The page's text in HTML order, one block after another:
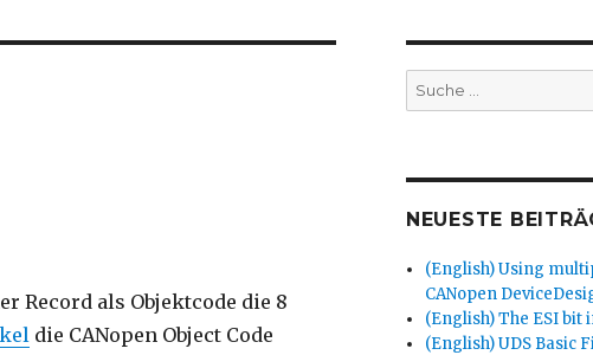
Record als Objektcode die 8
die CANopen Object Code
Suche
nach:
NEUESTE
(English) Using
CANopen
(English) The ESI bit
(English) UDS Basic